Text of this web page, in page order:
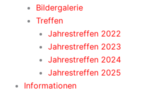
Bildergalerie
Treffen
Jahrestreffen 2022
Jahrestreffen 2023
Jahrestreffen 2024
Jahrestreffen 2025
Informationen